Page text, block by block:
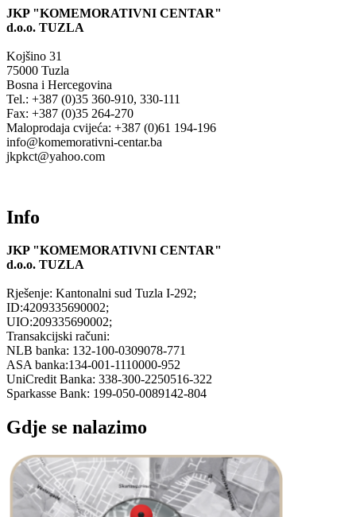
JKP "KOMEMORATIVNI CENTAR"
d.o.o. TUZLA
Kojšino 31
75000 Tuzla
Bosna i Hercegovina
Tel.: +387 (0)35 360-910, 330-111
Fax: +387 (0)35 264-270
Maloprodaja cvijeća: +387 (0)61 194-196
info@komemorativni-centar.ba
jkpkct@yahoo.com
Info
JKP "KOMEMORATIVNI CENTAR"
d.o.o. TUZLA
Rješenje: Kantonalni sud Tuzla I-292;
ID:4209335690002;
UIO:209335690002;
Transakcijski računi:
NLB banka: 132-100-0309078-771
ASA banka:134-001-1110000-952
UniCredit Banka: 338-300-2250516-322
Sparkasse Bank: 199-050-0089142-804
Gdje se nalazimo